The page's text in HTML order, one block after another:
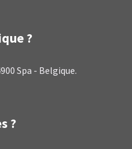
?
Spa - Belgique.
?